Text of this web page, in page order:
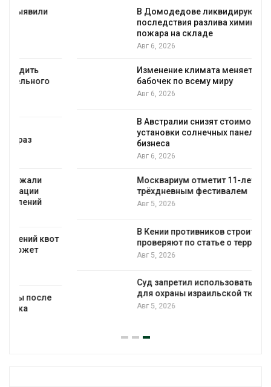
В Домодедове ликвидируют
последствия разлива химикатов после
пожара на складе
Изменение климата меняет ареалы
бабочек по всему миру
В Австралии снизят стоимость
установки солнечных панелей для
Москвариум отметит 11-летие
трёхдневным фестивалем
В Кении противников строительства АЭС
проверяют по статье о терроризме
Суд запретил использовать крокодилов
для охраны израильской тюрьмы